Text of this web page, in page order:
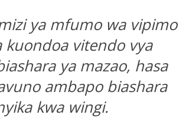
ya mfumo wa vipimo
kuondoa vitendo vya
ya mazao, hasa
ambapo biashara
kwa wingi.